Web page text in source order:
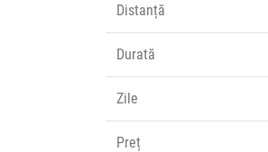
Distanță
Durată
Zile
Preț